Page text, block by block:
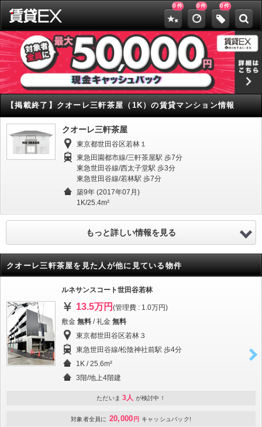
0 件 0件 0件
【掲載終了】 クオーレ三軒茶屋（1K）の賃貸マンション情報
クオーレ三軒茶屋
東京都世田谷区若林１
東急田園都市線/三軒茶屋駅 歩7分
東急世田谷線/西太子堂駅 歩3分
東急世田谷線/若林駅 歩7分
築9年 (2017年07月)
1K/25.4m²
もっと詳しい情報を見る
クオーレ三軒茶屋を見た人が他に見ている物件
ルネサンスコート世田谷若林
13.5万円 (管理費 : 1.0万円)
敷金 無料 / 礼金 無料
東京都世田谷区若林３
東急世田谷線/松陰神社前駅 歩4分
1K / 25.6m²
3階/地上4階建
ただいま 3人 が検討中！
対象者全員に 20,000 円 キャッシュバック!